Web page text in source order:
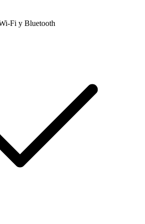
Fi y Bluetooth